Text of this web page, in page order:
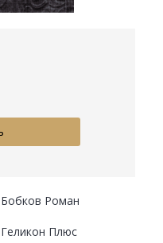
Бобков Роман
Геликон Плюс